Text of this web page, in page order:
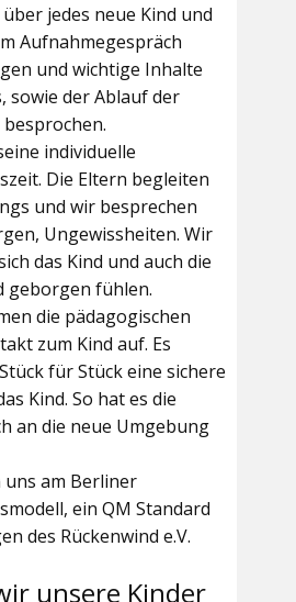
jedes neue Kind und
Aufnahmegespräch
und wichtige Inhalte
sowie der Ablauf der
individuelle
Die Eltern begleiten
und wir besprechen
Ungewissheiten. Wir
das Kind und auch die
geborgen fühlen.
die pädagogischen
zum Kind auf. Es
für Stück eine sichere
Kind. So hat es die
an die neue Umgebung
am Berliner
ein QM Standard
des Rückenwind e.V.
unsere Kinder